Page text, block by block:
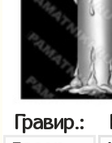
Гравир.: